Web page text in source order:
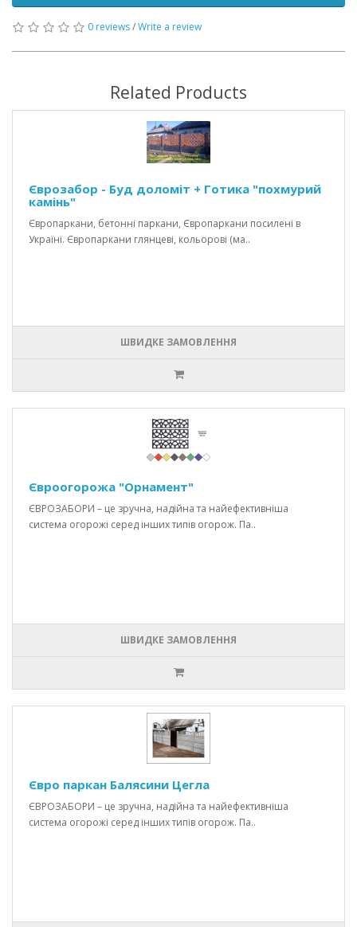
0 reviews/Write a review
Related Products
Єврозабор - Буд доломіт + Готика "похмурий
камінь"
Європаркани, бетонні паркани, Європаркани посилені в
Україні. Європаркани глянцеві, кольорові (ма..
ШВИДКЕ ЗАМОВЛЕННЯ
Євроогорожа "Орнамент"
ЄВРОЗАБОРИ – це зручна, надійна та найефективніша
система огорожі серед інших типів огорож. Па..
ШВИДКЕ ЗАМОВЛЕННЯ
Євро паркан Балясини Цегла
ЄВРОЗАБОРИ – це зручна, надійна та найефективніша
система огорожі серед інших типів огорож. Па..